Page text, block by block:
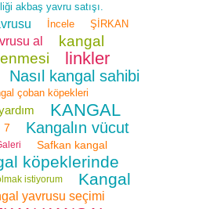
akbaş yavru satışı.
İncele ŞİRKAN
al
kangal
linkler
Nasıl kangal sahibi
çoban köpekleri
KANGAL
7
Kangalın vücut
Safkan kangal
köpeklerinde
istiyorum
Kangal
yavrusu seçimi